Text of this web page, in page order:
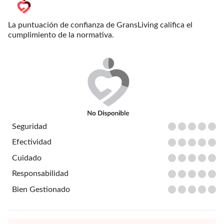
La puntuación de confianza de GransLiving califica el
cumplimiento de la normativa.
Seguridad
Efectividad
Cuidado
Responsabilidad
Bien Gestionado